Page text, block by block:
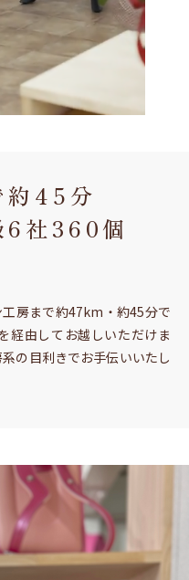
約45分
6社360個
房まで約47km・約45分で
経由してお越しいただけま
の目利きでお手伝いいたし